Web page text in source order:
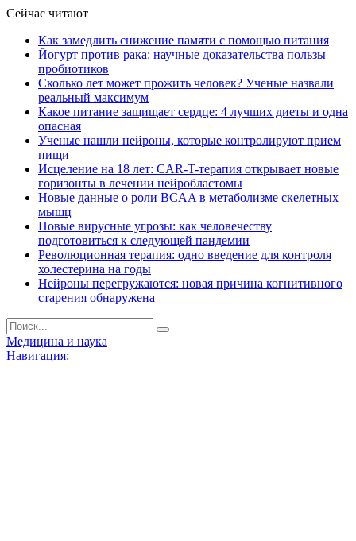
Сейчас читают
Как замедлить снижение памяти с помощью питания
Йогурт против рака: научные доказательства пользы
пробиотиков
Сколько лет может прожить человек? Ученые назвали
реальный максимум
Какое питание защищает сердце: 4 лучших диеты и одна
опасная
Ученые нашли нейроны, которые контролируют прием
пищи
Исцеление на 18 лет: CAR-T-терапия открывает новые
горизонты в лечении нейробластомы
Новые данные о роли BCAA в метаболизме скелетных
мышц
Новые вирусные угрозы: как человечеству
подготовиться к следующей пандемии
Революционная терапия: одно введение для контроля
холестерина на годы
Нейроны перегружаются: новая причина когнитивного
старения обнаружена
Медицина и наука
Навигация: